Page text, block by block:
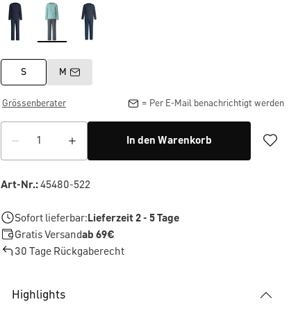
S M
Grössenberater = Per E-Mail benachrichtigt werden
In den Warenkorb
Art-Nr.:45480-522
Sofort lieferbar: Lieferzeit 2 - 5 Tage
Gratis Versandab 69€
30 Tage Rückgaberecht
Highlights